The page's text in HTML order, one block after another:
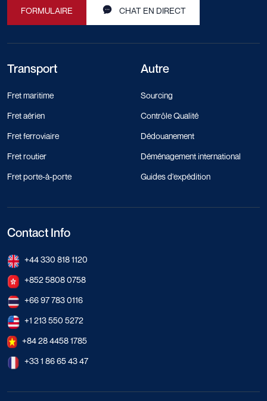
FORMULAIRE CHAT EN DIRECT
Transport
Fret maritime
Fret aérien
Fret ferroviaire
Fret routier
Fret porte-à-porte
Autre
Sourcing
Contrôle Qualité
Dédouanement
Déménagement international
Guides d'expédition
Contact Info
+44 330 818 1120
+852 5808 0758
+66 97 783 0116
+1 213 550 5272
+84 28 4458 1785
+33 1 86 65 43 47